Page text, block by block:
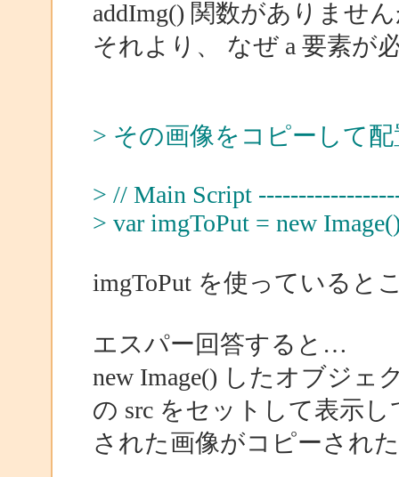
addImg() 関数がありませ
それより、 なぜ a 要素が
> その画像をコピーして
> // Main Script
> var imgToPut = new
imgToPut を使っている
エスパー回答すると…
new Image() したオブジェ
の src をセットして表示
された画像がコピーされ